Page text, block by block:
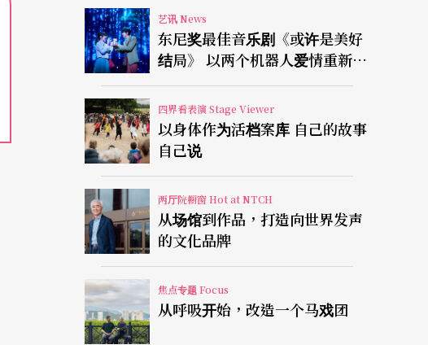
艺讯 News
东尼奖最佳音乐剧《或许是美好
结局》 以两个机器人爱情重新凝
视有限人生
四界看表演 Stage Viewer
以身体作为活档案库 自己的故事
自己说
两厅院橱窗 Hot at NTCH
从场馆到作品，打造向世界发声
的文化品牌
焦点专题 Focus
从呼吸开始，改造一个马戏团